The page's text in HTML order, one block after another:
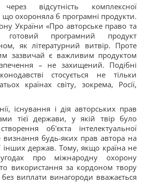
відсутність комплексної
охороняла б програмні продукти.
України «Про авторське право та
готовий програмний продукт
як літературний витвір. Проте
зазвичай є важливим продуктом
– не захищений. Подібні
стосується не тільки
країнах світу, зокрема, Росії,
існування і дія авторських прав
тієї держави, у якій твір було
об'єкта інтелектуальної
визнання будь-яких прав автора на
інших держав. Тому, якщо країна не
про міжнародну охорону
використання за кордоном твору
без виплати винагороди вважається